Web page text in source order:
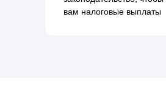
вам налоговые выплаты